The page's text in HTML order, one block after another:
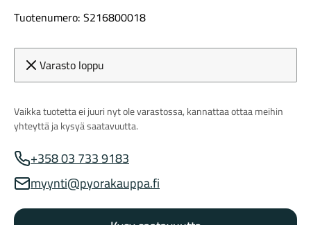
Kaupunkisähköpyörät
Tarvikkeet
Tuotenumero: S216800018
Varasto loppu
Vaikka tuotetta ei juuri nyt ole varastossa, kannattaa ottaa meihin
yhteyttä ja kysyä saatavuutta.
Myynnin puhelinnumero
+358 03 733 9183
Myynnin sähköposti
myynti@pyorakauppa.fi